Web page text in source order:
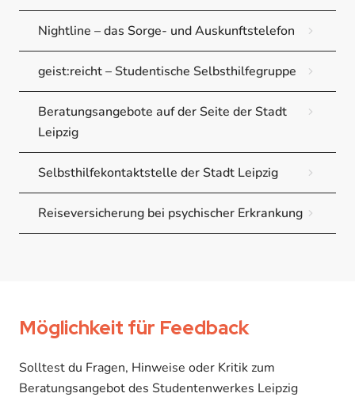
Nightline – das Sorge- und Auskunftstelefon
geist:reicht – Studentische Selbsthilfegruppe
Beratungsangebote auf der Seite der Stadt
Leipzig
Selbsthilfekontaktstelle der Stadt Leipzig
Reiseversicherung bei psychischer Erkrankung
Möglichkeit für Feedback
Solltest du Fragen, Hinweise oder Kritik zum
Beratungsangebot des Studentenwerkes Leipzig